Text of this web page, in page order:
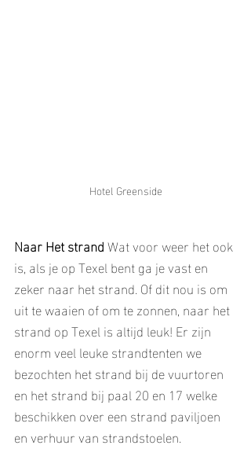
Hotel Greenside
Naar Het strand Wat voor weer het ook
is, als je op Texel bent ga je vast en
zeker naar het strand. Of dit nou is om
uit te waaien of om te zonnen, naar het
strand op Texel is altijd leuk! Er zijn
enorm veel leuke strandtenten we
bezochten het strand bij de vuurtoren
en het strand bij paal 20 en 17 welke
beschikken over een strand paviljoen
en verhuur van strandstoelen.